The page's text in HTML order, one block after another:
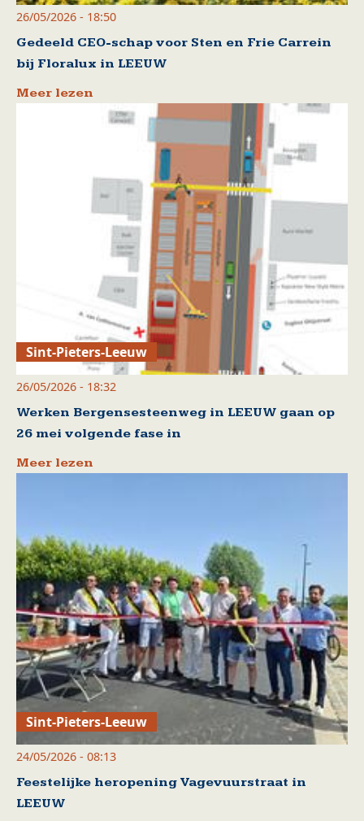
26/05/2026 - 18:50
Gedeeld CEO-schap voor Sten en Frie Carrein
bij Floralux in LEEUW
Meer lezen
Sint-Pieters-Leeuw
26/05/2026 - 18:32
Werken Bergensesteenweg in LEEUW gaan op
26 mei volgende fase in
Meer lezen
Sint-Pieters-Leeuw
24/05/2026 - 08:13
Feestelijke heropening Vagevuurstraat in
LEEUW